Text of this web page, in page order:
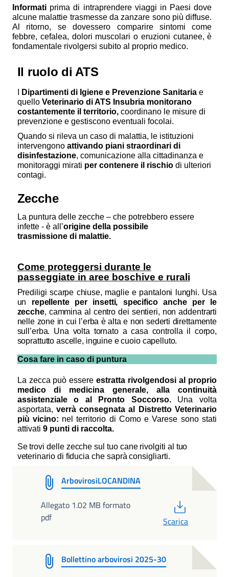
Informati prima di intraprendere viaggi in Paesi dove
alcune malattie trasmesse da zanzare sono più diffuse.
Al ritorno, se dovessero comparire sintomi come
febbre, cefalea, dolori muscolari o eruzioni cutanee, è
fondamentale rivolgersi subito al proprio medico.
Il ruolo di ATS
Dipartimenti di Igiene e Prevenzione Sanitaria e
quello Veterinario di ATS Insubria monitorano
costantemente il territorio, coordinano le misure di
prevenzione e gestiscono eventuali focolai.
Quando si rileva un caso di malattia, le istituzioni
intervengono attivando piani straordinari di
disinfestazione, comunicazione alla cittadinanza e
monitoraggi mirati per contenere il rischio di ulteriori
contagi.
Zecche
La puntura delle zecche – che potrebbero essere
infette - è all’origine della possibile
trasmissione di malattie.
Come proteggersi durante le
passeggiate in aree boschive e rurali
Prediligi scarpe chiuse, maglie e pantaloni lunghi. Usa
un repellente per insetti, specifico anche per le
zecche, cammina al centro dei sentieri, non addentrarti
nelle zone in cui l’erba è alta e non sederti direttamente
sull’erba. Una volta tornato a casa controlla il corpo,
soprattutto ascelle, inguine e cuoio capelluto.
Cosa fare in caso di puntura
La zecca può essereestratta rivolgendosi al proprio
medico di medicina generale, alla continuità
assistenziale o al Pronto Soccorso. Una volta
asportata, verrà consegnata al Distretto Veterinario
più vicino: nel territorio di Como e Varese sono stati
attivati 9 punti di raccolta.
Se trovi delle zecche sul tuo cane rivolgiti al tuo
veterinario di fiducia che saprà consigliarti.
ArbovirosiLOCANDINA
Allegato 1.02 MB formato
pdf
Scarica
Bollettino arbovirosi 2025-30